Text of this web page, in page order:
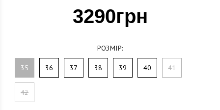
3290грн
РОЗМІР:
35 36 37 38 39 40 41
42